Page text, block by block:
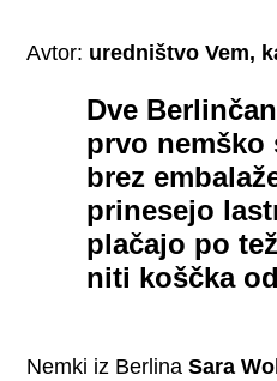
Avtor: uredništvo Vem,
Dve
prvo nemško
brez
prinesejo
plačajo po
niti koščka
Nemki iz BerlinaSara